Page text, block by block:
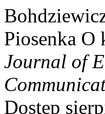
Piosenka O
Journal of
Dostęp